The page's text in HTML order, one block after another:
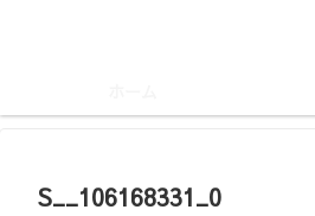
S__106168331_0